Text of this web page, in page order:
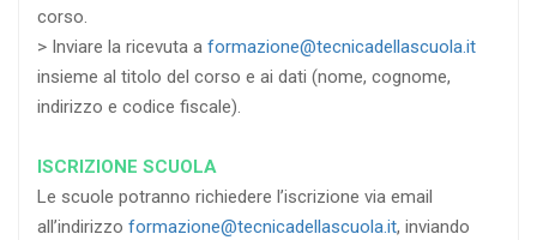
corso.
> Inviare la ricevuta a formazione@tecnicadellascuola.it
insieme al titolo del corso e ai dati (nome, cognome,
indirizzo e codice fiscale).
ISCRIZIONE SCUOLA
Le scuole potranno richiedere l’iscrizione via email
all’indirizzo formazione@tecnicadellascuola.it, inviando